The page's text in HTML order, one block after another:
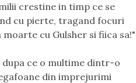
crestine in timp ce se
cu pierte, tragand focuri
cu Gulsher si fiica sa!"
dupa ce o multime dintr-o
din imprejurimi